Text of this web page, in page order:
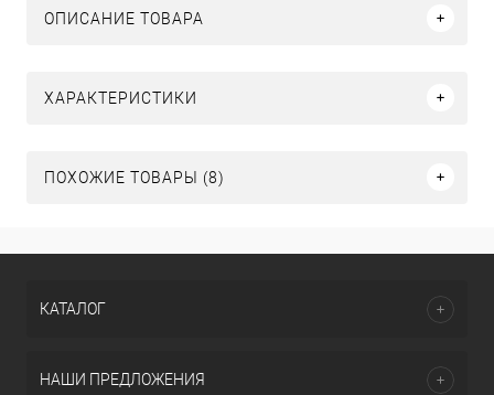
ОПИСАНИЕ ТОВАРА
ХАРАКТЕРИСТИКИ
ПОХОЖИЕ ТОВАРЫ (8)
КАТАЛОГ
НАШИ ПРЕДЛОЖЕНИЯ